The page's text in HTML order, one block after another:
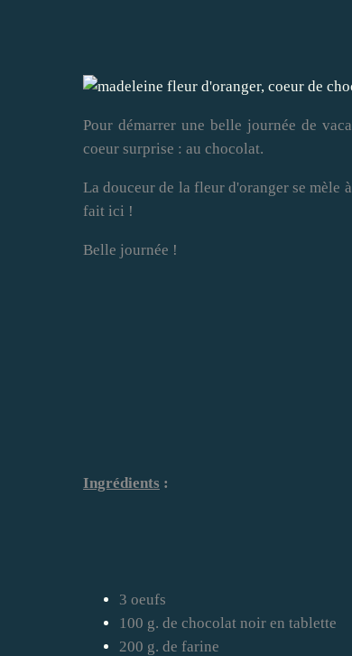
Pour démarrer une belle journée de
coeur surprise : au chocolat.
La douceur de la fleur d'oranger se mèle
fait ici !
Belle journée !
Ingrédients :
3 oeufs
100 g. de chocolat noir en tablette
200 g. de farine